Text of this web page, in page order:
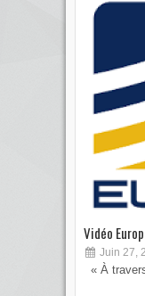
Vidéo
Juin 27,
« À